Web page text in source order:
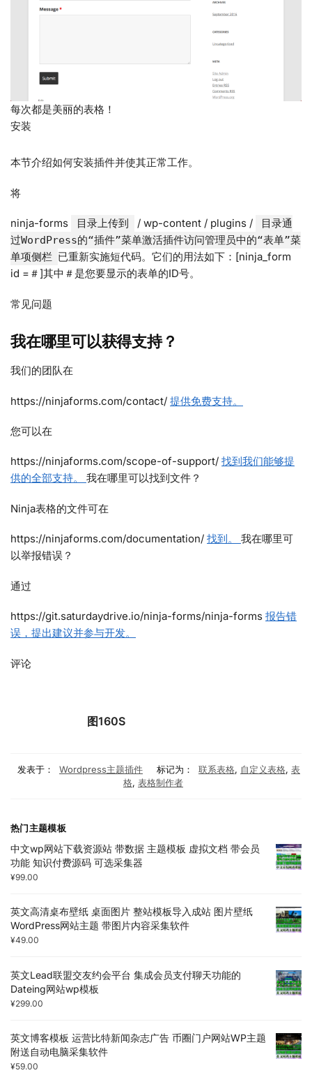
每次都是美丽的表格！
安装
本节介绍如何安装插件并使其正常工作。
将
ninja-forms 目录上传到 / wp-content / plugins /
目录通
过WordPress的“插件”菜单激活插件访问管理员中的“表单”菜
单项侧栏 已重新实施短代码。它们的用法如下：[ninja_form
id =＃]其中＃是您要显示的表单的ID号。
常见问题
我在哪里可以获得支持？
我们的团队在
https://ninjaforms.com/contact/ 提供免费支持。
您可以在
https://ninjaforms.com/scope-of-support/ 找到我们能够提
供的全部支持。 我在哪里可以找到文件？
Ninja表格的文件可在
https://ninjaforms.com/documentation/ 找到。 我在哪里可
以举报错误？
通过
https://git.saturdaydrive.io/ninja-forms/ninja-forms 报告错
误，提出建议并参与开发。
评论
图160S
发表于： Wordpress主题插件 标记为： 联系表格, 自定义表格, 表
格, 表格制作者
热门主题模板
中文wp网站下载资源站 带数据 主题模板 虚拟文档 带会员
功能 知识付费源码 可选采集器
¥99.00
英文高清桌布壁纸 桌面图片 整站模板导入成站 图片壁纸
WordPress网站主题 带图片内容采集软件
¥49.00
英文Lead联盟交友约会平台 集成会员支付聊天功能的
Dateing网站wp模板
¥299.00
英文博客模板 运营比特新闻杂志广告 币圈门户网站WP主题
附送自动电脑采集软件
¥59.00